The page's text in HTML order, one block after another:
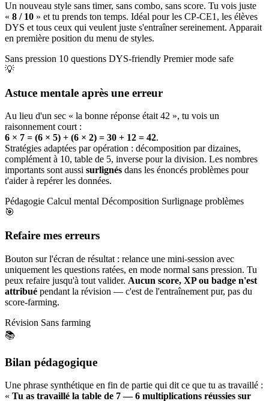
Un nouveau style sans timer, sans combo, sans score. Tu vois juste
« 8 / 10 » et tu prends ton temps. Idéal pour les CP-CE1, les élèves
DYS et tous ceux qui veulent juste s'entraîner sereinement. Apparait
en première position du menu de styles.
Sans pression 10 questions DYS-friendly Premier mode safe
💡
Astuce mentale après une erreur
Au lieu d'un sec « la bonne réponse était 42 », tu vois un
raisonnement court :
6 × 7 = (6 × 5) + (6 × 2) = 30 + 12 = 42.
Stratégies adaptées par opération : décomposition par dizaines,
complément à 10, table de 5, inverse pour la division. Les nombres
importants sont aussi surlignés dans les énoncés problèmes pour
t'aider à repérer les données.
Pédagogie Calcul mental Décomposition Surlignage problèmes
🎯
Refaire mes erreurs
Bouton sur l'écran de résultat : relance une mini-session avec
uniquement les questions ratées, en mode normal sans pression. Tu
peux refaire jusqu'à tout valider. Aucun score, XP ou badge n'est
attribué pendant la révision — c'est de l'entraînement pur, pas du
score-farming.
Révision Sans farming
📚
Bilan pédagogique
Une phrase synthétique en fin de partie qui dit ce que tu as travaillé :
« Tu as travaillé la table de 7 — 6 multiplications réussies sur